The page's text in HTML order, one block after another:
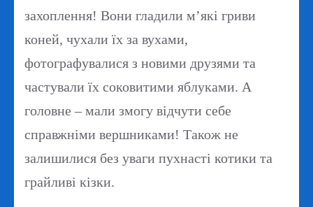
захоплення! Вони гладили м’які гриви
коней, чухали їх за вухами,
фотографувалися з новими друзями та
частували їх соковитими яблуками. А
головне – мали змогу відчути себе
справжніми вершниками! Також не
залишилися без уваги пухнасті котики та
грайливі кізки.